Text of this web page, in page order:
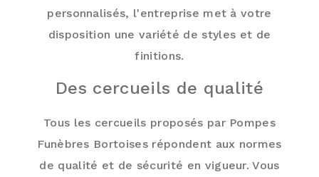
personnalisés, l'entreprise met à votre
disposition une variété de styles et de
finitions.
Des cercueils de qualité
Tous les cercueils proposés par Pompes
Funèbres Bortoises répondent aux normes
de qualité et de sécurité en vigueur. Vous